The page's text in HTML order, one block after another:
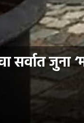
जुना